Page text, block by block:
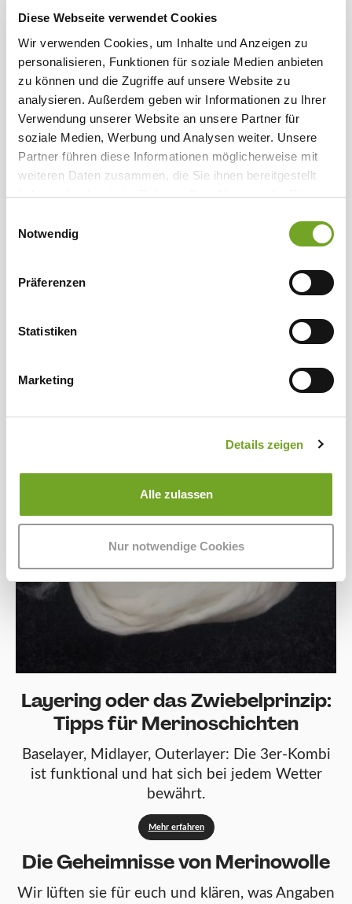
Diese Webseite verwendet Cookies
Wir verwenden Cookies, um Inhalte und Anzeigen zu
personalisieren, Funktionen für soziale Medien anbieten
zu können und die Zugriffe auf unsere Website zu
analysieren. Außerdem geben wir Informationen zu Ihrer
Verwendung unserer Website an unsere Partner für
soziale Medien, Werbung und Analysen weiter. Unsere
Partner führen diese Informationen möglicherweise mit
weiteren Daten zusammen, die Sie ihnen bereitgestellt
haben oder die sie im Rahmen Ihrer Nutzung der Dienste
Notwendig
Präferenzen
Statistiken
Marketing
Details zeigen
Alle zulassen
Nur notwendige Cookies
Wolle bei Hitze? Kein Widerspruch, ganz im
Gegenteil. Gerade an heißen Tagen spielt die
Naturfaser ihre Stärken aus.
Mehr erfahren
Layering oder das Zwiebelprinzip:
Tipps für Merinoschichten
Baselayer, Midlayer, Outerlayer: Die 3er-Kombi
ist funktional und hat sich bei jedem Wetter
bewährt.
Mehr erfahren
Die Geheimnisse von Merinowolle
Wir lüften sie für euch und klären, was Angaben